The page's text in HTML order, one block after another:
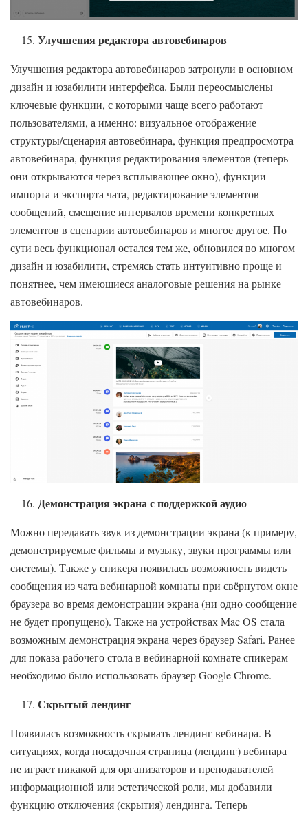
Улучшения редактора автовебинаров
Улучшения редактора автовебинаров затронули в основном
дизайн и юзабилити интерфейса. Были переосмыслены
ключевые функции, с которыми чаще всего работают
пользователями, а именно: визуальное отображение
структуры/сценария автовебинара, функция предпросмотра
автовебинара, функция редактирования элементов (теперь
они открываются через всплывающее окно), функции
импорта и экспорта чата, редактирование элементов
сообщений, смещение интервалов времени конкретных
элементов в сценарии автовебинаров и многое другое. По
сути весь функционал остался тем же, обновился во многом
дизайн и юзабилити, стремясь стать интуитивно проще и
понятнее, чем имеющиеся аналоговые решения на рынке
автовебинаров.
Демонстрация экрана с поддержкой аудио
Можно передавать звук из демонстрации экрана (к примеру,
демонстрируемые фильмы и музыку, звуки программы или
системы). Также у спикера появилась возможность видеть
сообщения из чата вебинарной комнаты при свёрнутом окне
браузера во время демонстрации экрана (ни одно сообщение
не будет пропущено). Такжена устройствах Mac OS стала
возможным демонстрация экрана через браузер Safari. Ранее
для показа рабочего стола в вебинарной комнате спикерам
необходимо было использовать браузер Google Chrome.
Скрытый лендинг
Появилась возможность скрывать лендинг вебинара. В
ситуациях, когда посадочная страница (лендинг) вебинара
не играет никакой для организаторов и преподавателей
информационной или эстетической роли, мы добавили
функцию отключения (скрытия) лендинга. Теперь